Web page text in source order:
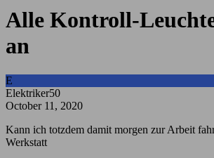
Alle Kontroll-
an
E
Elektriker50
October 11, 2020
Kann ich totzdem damit morgen zur Arbeit
Werkstatt